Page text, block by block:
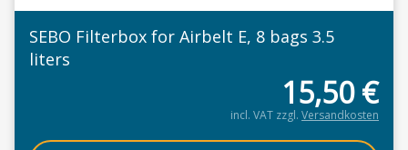
SEBO Filterbox for Airbelt E, 8 bags 3.5
liters
15,50€
incl. VAT zzgl. Versandkosten